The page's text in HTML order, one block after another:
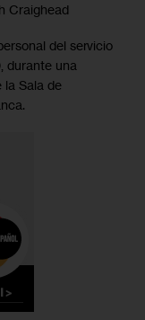
Craighead
del servicio
durante una
la Sala de